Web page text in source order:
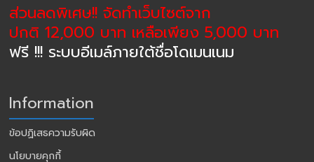
ส่วนลดพิเศษ!! จัดทำเว็บไซต์จาก
ปกติ 12,000 บาท เหลือเพียง 5,000 บาท
ฟรี !!! ระบบอีเมล์ภายใต้ชื่อโดเมนเนม
Information
ข้อปฏิเสธความรับผิด
นโยบายคุกกี้